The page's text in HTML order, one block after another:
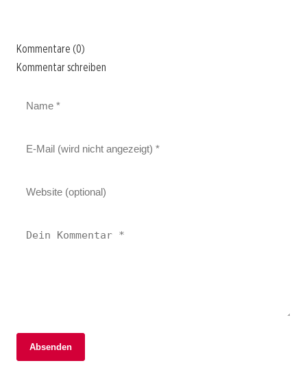
Kommentare (0)
Kommentar schreiben
Absenden
06. Februar 2026